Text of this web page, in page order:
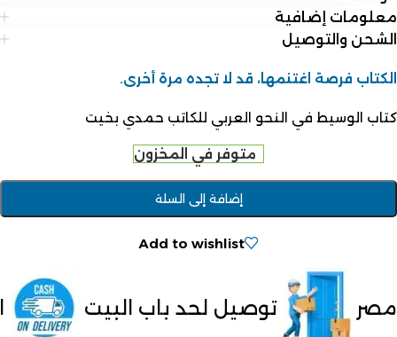
معلومات إضافية
الشحن والتوصيل
الكتاب فرصة اغتنمها، قد لا تجده مرة أخرى.
كتاب الوسيط في النحو العربي للكاتب حمدي بخيت
متوفر في المخزون
إضافة إلى السلة
Add to wishlist
الدفع عند لحد باب البيت